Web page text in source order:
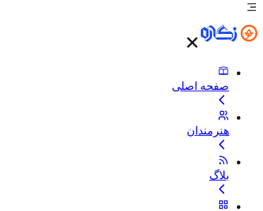
صفحه اصلی
هنرمندان
بلاگ